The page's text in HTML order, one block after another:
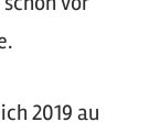
2019 au